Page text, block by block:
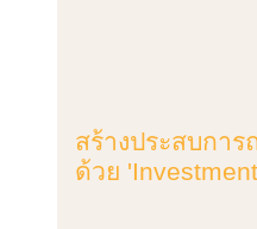
สร้างประสบกา
ด้วย